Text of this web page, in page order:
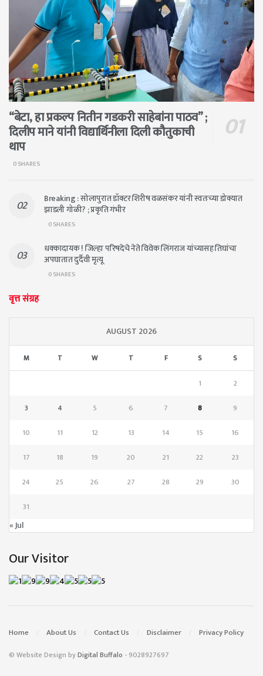
“बेटा, हा प्रकल्प नितीन गडकरी साहेबांना पाठव” ;
दिलीप माने यांनी विद्यार्थिनीला दिली कौतुकाची
थाप
0 SHARES
Breaking : सोलापुरात डॉक्टर शिरीष वळसंकर यांनी स्वतःच्या डोक्यात
झाडली गोळी? ; प्रकृति गंभीर
0 SHARES
धक्कादायक ! जिल्हा परिषदेचे नेते विवेक लिंगराज यांच्यासह तिघांचा
अपघातात दुर्दैवी मृत्यू
0 SHARES
वृत्त संग्रह
AUGUST 2026
M T W T F S S
1
2
3
4 5 6 7 8
9
10
11 12 13 14 15
16
17
18 19 20 21 22
23
24
25 26 27 28 29
30
31
« Jul
Our Visitor
Home About Us Contact Us Disclaimer Privacy Policy
© Website Design byDigital Buffalo - 9028927697